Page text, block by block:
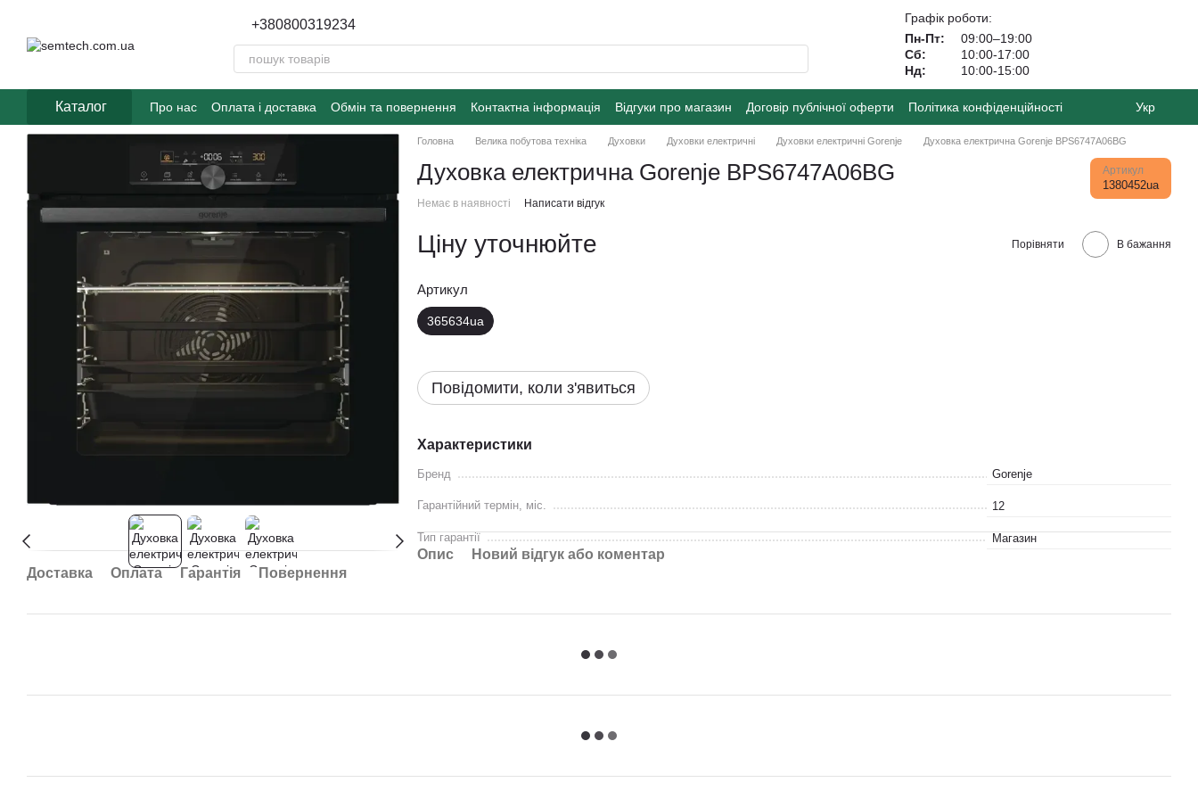
+380800319234
Графік роботи:
Пн-Пт:
09:00–19:00
Сб:
10:00-17:00
Нд:
10:00-15:00
Каталог Про нас Оплата і доставка Обмін та повернення Контактна інформація Відгуки про магазин Договір публічної оферти Політика конфіденційності Укр
Доставка Оплата Гарантія Повернення
Головна Велика побутова техніка Духовки Духовки електричні Духовки електричні Gorenje Духовка електрична Gorenje BPS6747A06BG
Духовка електрична Gorenje BPS6747A06BG Артикул
1380452ua
Немає в наявності Написати відгук
Ціну уточнюйте Порівняти В бажання
Артикул
365634ua
Повідомити, коли з'явиться
Характеристики
Бренд Gorenje
Гарантійний термін, міс. 12
Тип гарантії Магазин
Опис Новий відгук або коментар